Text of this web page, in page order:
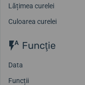
Lățimea curelei
Culoarea curelei
Funcţie
Data
Funcții